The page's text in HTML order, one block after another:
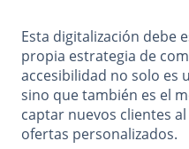
Esta digitalización debe
propia estrategia de
accesibilidad no solo es
sino que también es el
captar nuevos clientes
ofertas personalizados.